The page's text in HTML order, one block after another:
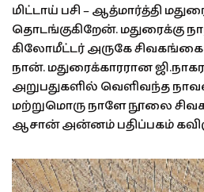
மிட்டாய் பசி – ஆத்மார்த்தி
தொடங்குகிறேன். மதுரைக்கு
கிலோமீட்டர் அருகே
நான். மதுரைக்காரரான
அறுபதுகளில் வெளிவந்த
மற்றுமொரு நாளே நூலை
ஆசான் அன்னம் பதிப்பகம்